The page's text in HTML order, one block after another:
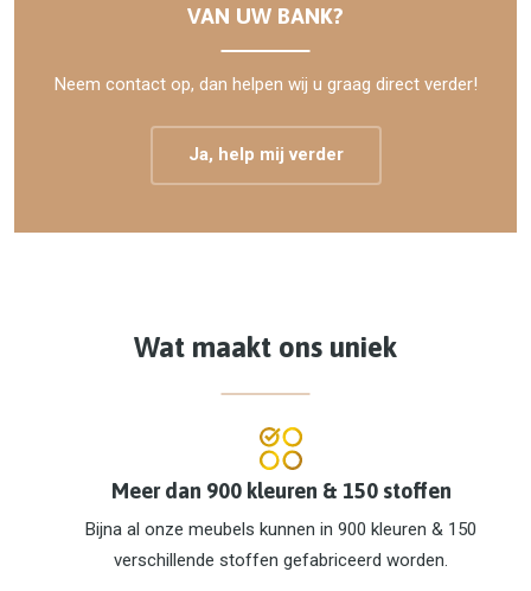
VAN UW BANK?
Neem contact op, dan helpen wij u graag direct verder!
Ja, help mij verder
Wat maakt ons uniek
Meer dan 900 kleuren & 150 stoffen
Bijna al onze meubels kunnen in 900 kleuren & 150
verschillende stoffen gefabriceerd worden.